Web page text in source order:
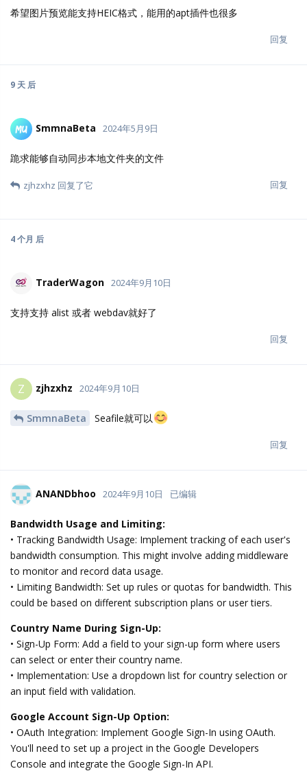
希望图片预览能支持HEIC格式，能用的apt插件也很多
回复
9 天 后
SmmnaBeta 2024年5月9日
跪求能够自动同步本地文件夹的文件
回复
zjhzxhz 回复了它
4 个月 后
TraderWagon 2024年9月10日
支持支持 alist 或者 webdav就好了
回复
Z zjhzxhz 2024年9月10日
SmmnaBeta Seafile就可以
回复
ANANDbhoo 2024年9月10日 已编辑
Bandwidth Usage and Limiting:
• Tracking Bandwidth Usage: Implement tracking of each user's
bandwidth consumption. This might involve adding middleware
to monitor and record data usage.
• Limiting Bandwidth: Set up rules or quotas for bandwidth. This
could be based on different subscription plans or user tiers.
Country Name During Sign-Up:
• Sign-Up Form: Add a field to your sign-up form where users
can select or enter their country name.
• Implementation: Use a dropdown list for country selection or
an input field with validation.
Google Account Sign-Up Option:
• OAuth Integration: Implement Google Sign-In using OAuth.
You'll need to set up a project in the Google Developers
Console and integrate the Google Sign-In API.